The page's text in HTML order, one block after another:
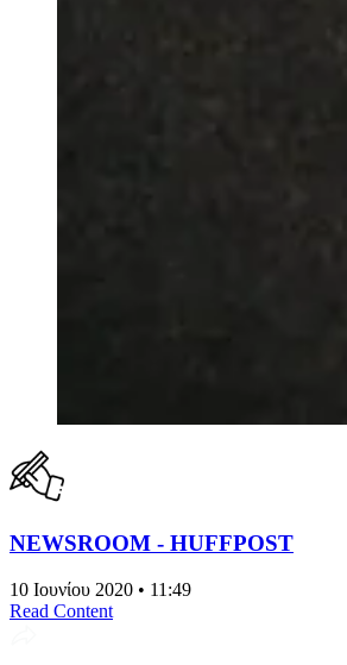
NEWSROOM - HUFFPOST
10 Ιουνίου 2020 • 11:49
Read Content